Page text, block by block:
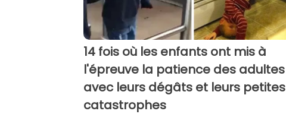
14 fois où les enfants ont mis à
l'épreuve la patience des adultes
avec leurs dégâts et leurs petites
catastrophes